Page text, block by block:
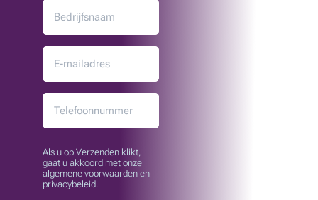
Als u op Verzenden klikt,
gaat u akkoord met onze
algemene voorwaarden en
privacybeleid.